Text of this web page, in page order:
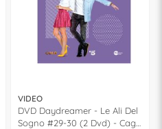
VIDEO
DVD Daydreamer - Le Ali Del
Sogno #29-30 (2 Dvd) - Cagrı